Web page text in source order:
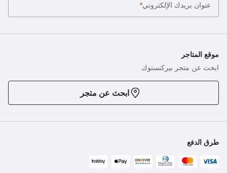
عنوان بريدك الإلكتروني*
موقع المتاجر
ابحث عن متجر بيركنستوك
ابحث عن متجر
طرق الدفع